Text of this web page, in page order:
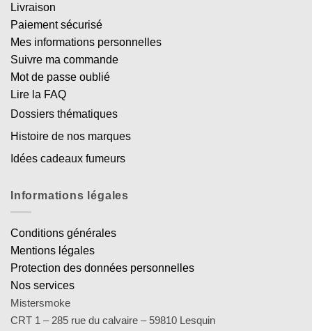
Livraison
Paiement sécurisé
Mes informations personnelles
Suivre ma commande
Mot de passe oublié
Lire la FAQ
Dossiers thématiques
Histoire de nos marques
Idées cadeaux fumeurs
Informations légales
Conditions générales
Mentions légales
Protection des données personnelles
Nos services
Mistersmoke
CRT 1 – 285 rue du calvaire – 59810 Lesquin